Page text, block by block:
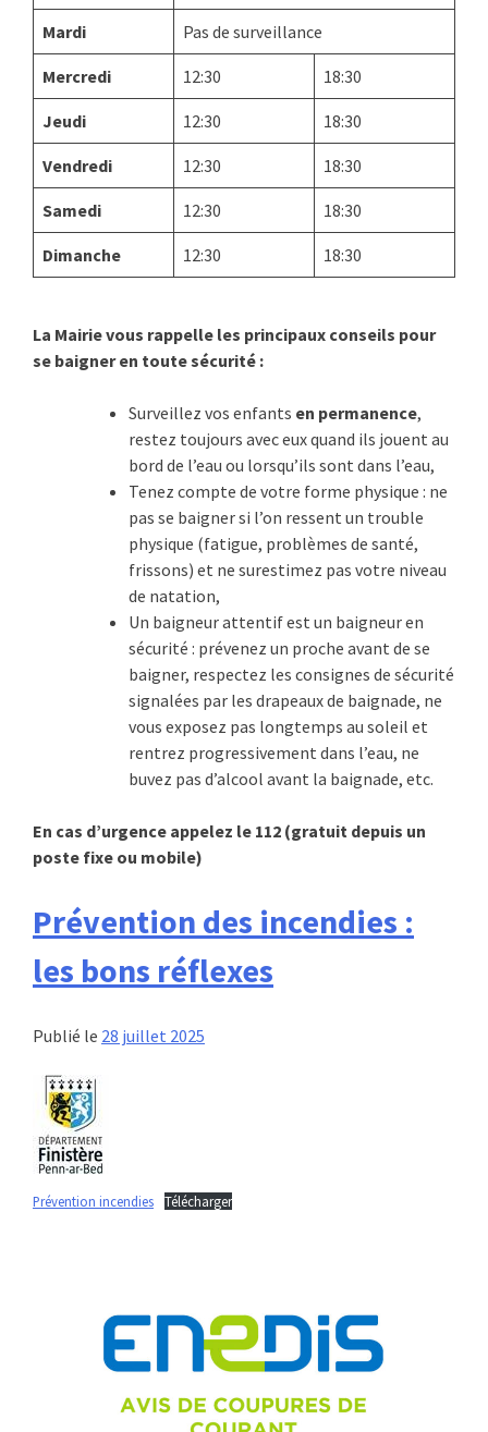
Mardi Pas de surveillance
Mercredi 12:30 18:30
Jeudi 12:30 18:30
Vendredi 12:30 18:30
Samedi 12:30 18:30
Dimanche 12:30 18:30
La Mairie vous rappelle les principaux conseils pour
se baigner en toute sécurité :
Surveillez vos enfants en permanence,
restez toujours avec eux quand ils jouent au
bord de l’eau ou lorsqu’ils sont dans l’eau,
Tenez compte de votre forme physique : ne
pas se baigner si l’on ressent un trouble
physique (fatigue, problèmes de santé,
frissons) et ne surestimez pas votre niveau
de natation,
Un baigneur attentif est un baigneur en
sécurité : prévenez un proche avant de se
baigner, respectez les consignes de sécurité
signalées par les drapeaux de baignade, ne
vous exposez pas longtemps au soleil et
rentrez progressivement dans l’eau, ne
buvez pas d’alcool avant la baignade, etc.
En cas d’urgence appelez le 112 (gratuit depuis un
poste fixe ou mobile)
Prévention des incendies :
les bons réflexes
Publié le 28 juillet 2025
Prévention incendies Télécharger